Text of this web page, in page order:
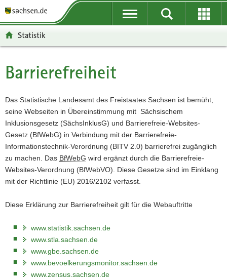
t
ü
e
r
g
r
e
i
f
e
d
N
a
g
t
n
v
i
g
a
t
i
o
n
p
n
a
l
t
t
-
e
r
e
i
c
h
Statistik
Hauptinhalt
Barrierefreiheit
Das Statistische Landesamt des Freistaates Sachsen ist bemüht,
seine Webseiten in Übereinstimmung mit Sächsischem
Inklusionsgesetz (SächsInklusG) und Barrierefreie-Websites-
Gesetz (BfWebG) in Verbindung mit der Barrierefreie-
Informationstechnik-Verordnung (BITV 2.0) barrierefrei zugänglich
zu machen. Das BfWebG wird ergänzt durch die Barrierefreie-
Websites-Verordnung (BfWebVO). Diese Gesetze sind im Einklang
mit der Richtlinie (EU) 2016/2102 verfasst.
Diese Erklärung zur Barrierefreiheit gilt für die Webauftritte
www.statistik.sachsen.de
www.stla.sachsen.de
www.gbe.sachsen.de
www.bevoelkerungsmonitor.sachsen.de
www.zensus.sachsen.de